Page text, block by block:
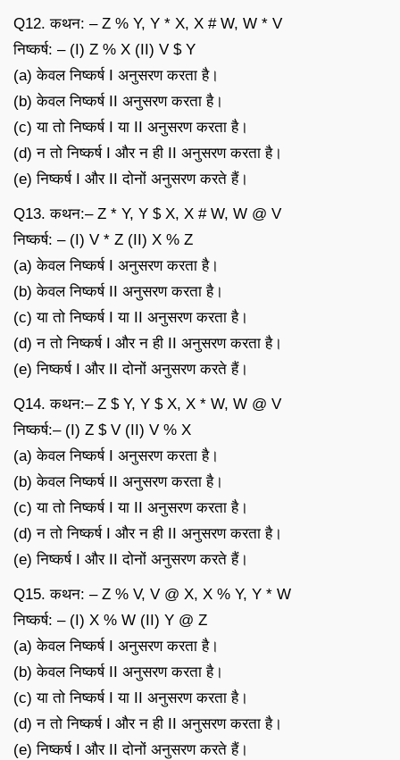
Q12. कथन: – Z % Y, Y * X, X # W, W * V
निष्कर्ष: – (I) Z % X (II) V $ Y
(a) केवल निष्कर्ष I अनुसरण करता है।
(b) केवल निष्कर्ष II अनुसरण करता है।
(c) या तो निष्कर्ष I या II अनुसरण करता है।
(d) न तो निष्कर्ष I और न ही II अनुसरण करता है।
(e) निष्कर्ष I और II दोनों अनुसरण करते हैं।
Q13. कथन:– Z * Y, Y $ X, X # W, W @ V
निष्कर्ष: – (I) V * Z (II) X % Z
(a) केवल निष्कर्ष I अनुसरण करता है।
(b) केवल निष्कर्ष II अनुसरण करता है।
(c) या तो निष्कर्ष I या II अनुसरण करता है।
(d) न तो निष्कर्ष I और न ही II अनुसरण करता है।
(e) निष्कर्ष I और II दोनों अनुसरण करते हैं।
Q14. कथन:– Z $ Y, Y $ X, X * W, W @ V
निष्कर्ष:– (I) Z $ V (II) V % X
(a) केवल निष्कर्ष I अनुसरण करता है।
(b) केवल निष्कर्ष II अनुसरण करता है।
(c) या तो निष्कर्ष I या II अनुसरण करता है।
(d) न तो निष्कर्ष I और न ही II अनुसरण करता है।
(e) निष्कर्ष I और II दोनों अनुसरण करते हैं।
Q15. कथन: – Z % V, V @ X, X % Y, Y * W
निष्कर्ष: – (I) X % W (II) Y @ Z
(a) केवल निष्कर्ष I अनुसरण करता है।
(b) केवल निष्कर्ष II अनुसरण करता है।
(c) या तो निष्कर्ष I या II अनुसरण करता है।
(d) न तो निष्कर्ष I और न ही II अनुसरण करता है।
(e) निष्कर्ष I और II दोनों अनुसरण करते हैं।